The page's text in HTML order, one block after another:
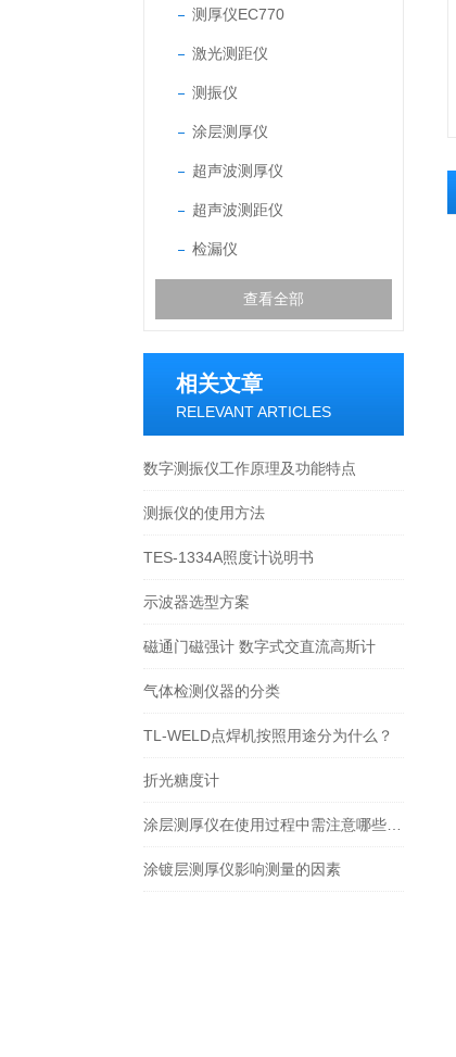
测厚仪EC770
激光测距仪
测振仪
涂层测厚仪
超声波测厚仪
超声波测距仪
检漏仪
查看全部
相关文章
RELEVANT ARTICLES
数字测振仪工作原理及功能特点
测振仪的使用方法
TES-1334A照度计说明书
示波器选型方案
磁通门磁强计 数字式交直流高斯计
气体检测仪器的分类
TL-WELD点焊机按照用途分为什么？
折光糖度计
涂镀层测厚仪影响测量的因素